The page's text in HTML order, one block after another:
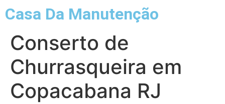
Casa Da Manutenção
Conserto de
Churrasqueira em
Copacabana RJ